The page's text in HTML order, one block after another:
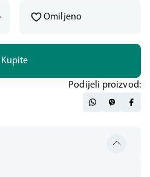
Kupite
Omiljeno
Podijeli proizvod: